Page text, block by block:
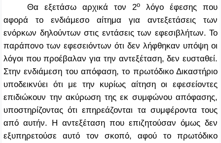
Θα εξετάσω αρχικά τον 2ο
λόγο έφεσης που
αφορά το ενδιάμεσο αίτημα για αντεξετάσεις των
ενόρκων δηλούντων στις εντάσεις των εφεσιβλήτων. Το
παράπονο των εφεσειόντων ότι δεν λήφθηκαν υπόψη οι
λόγοι που προέβαλαν για την αντεξέταση, δεν ευσταθεί.
Στην ενδιάμεση του απόφαση, το πρωτόδικο Δικαστήριο
υποδεικνύει ότι με την κυρίως αίτηση οι εφεσείοντες
επιδιώκουν την ακύρωση της εκ συμφώνου απόφασης,
υποστηρίζοντας ότι επηρεάζονται τα συμφέροντα τους
από αυτήν. Η αντεξέταση που επιζητούσαν όμως δεν
εξυπηρετούσε αυτό τον σκοπό, αφού το πρωτόδικο